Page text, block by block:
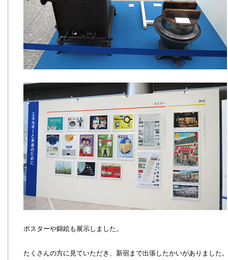
ポスターや錦絵も展示しました。
たくさんの方に見ていただき、新宿まで出張したかいがありました。